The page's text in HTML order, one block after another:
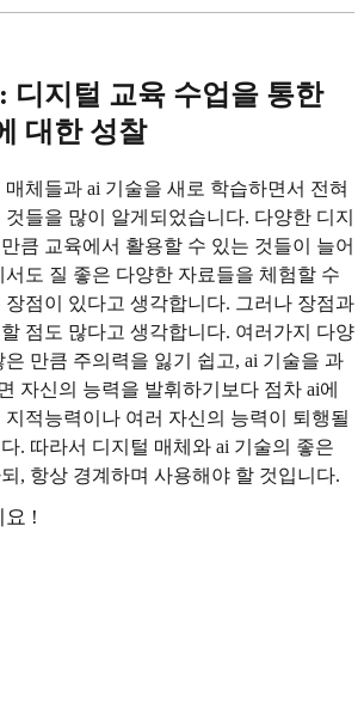
디지털 교육 수업을 통한
대한 성찰
체들과 ai 기술을 새로 학습하면서 전혀
들을 많이 알게되었습니다. 다양한 디지
큼 교육에서 활용할 수 있는 것들이 늘어
도 질 좋은 다양한 자료들을 체험할 수
점이 있다고 생각합니다. 그러나 장점과
점도 많다고 생각합니다. 여러가지 다양
만큼 주의력을 잃기 쉽고, ai 기술을 과
자신의 능력을 발휘하기보다 점차 ai에
적능력이나 여러 자신의 능력이 퇴행될
. 따라서 디지털 매체와 ai 기술의 좋은
, 항상 경계하며 사용해야 할 것입니다.
요 !